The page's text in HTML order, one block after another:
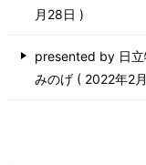
月28日
presented by 日立
みのげ
2022年2